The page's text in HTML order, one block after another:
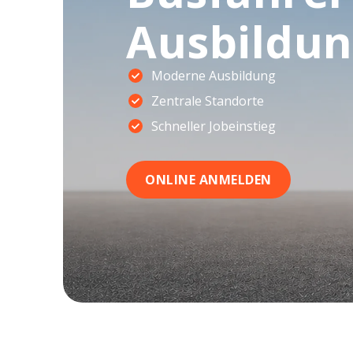
Moderne Ausbildung
Zentrale Standorte
Schneller Jobeinstieg
ONLINE ANMELDEN